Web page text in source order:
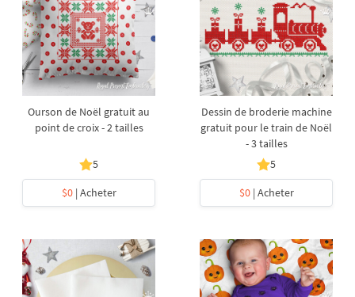
Ourson de Noël gratuit au
point de croix - 2 tailles
5
$0| Acheter
Dessin de broderie machine
gratuit pour le train de Noël
- 3 tailles
5
$0| Acheter